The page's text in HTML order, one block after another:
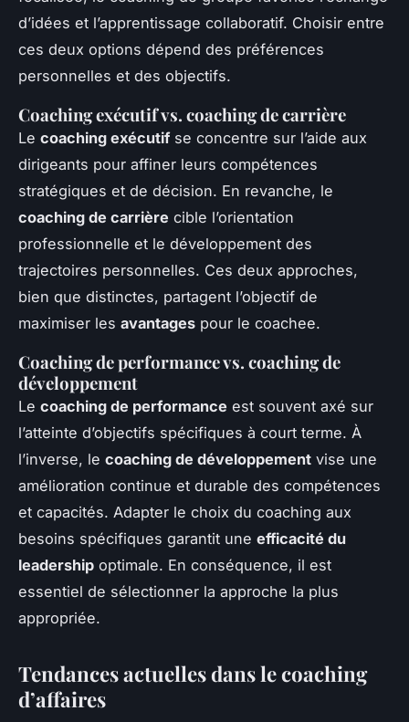
d’idées et l’apprentissage collaboratif. Choisir entre
ces deux options dépend des préférences
personnelles et des objectifs.
Coaching exécutif vs. coaching de carrière
Le coaching exécutifse concentre sur l’aide aux
dirigeants pour affiner leurs compétences
stratégiques et de décision. En revanche, le
coaching de carrière cible l’orientation
professionnelle et le développement des
trajectoires personnelles. Ces deux approches,
bien que distinctes, partagent l’objectif de
maximiser les avantages pour le coachee.
Coaching de performance vs. coaching de
développement
Le coaching de performance est souvent axé sur
l’atteinte d’objectifs spécifiques à court terme. À
l’inverse, le coaching de développement vise une
amélioration continue et durable des compétences
et capacités. Adapter le choix du coaching aux
besoins spécifiques garantit une efficacité du
leadership optimale. En conséquence, il est
essentiel de sélectionner la approche la plus
appropriée.
Tendances actuelles dans le coaching
d’affaires